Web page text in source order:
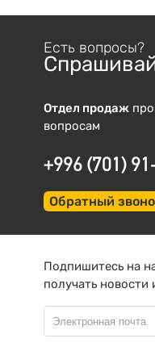
Есть вопросы?
Отдел продаж
вопросам
+996 (701)
Обратный
Подпишитесь на
получать новости